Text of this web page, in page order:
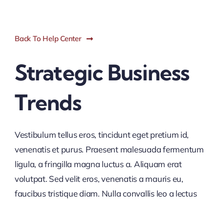
Back To Help Center
Strategic Business
Trends
Vestibulum tellus eros, tincidunt eget pretium id,
venenatis et purus. Praesent malesuada fermentum
ligula, a fringilla magna luctus a. Aliquam erat
volutpat. Sed velit eros, venenatis a mauris eu,
faucibus tristique diam. Nulla convallis leo a lectus